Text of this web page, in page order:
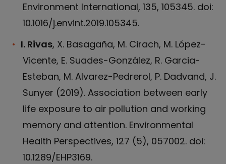
Environment International, 135, 105345. doi:
10.1016/j.envint.2019.105345.
I. Rivas, X. Basagaña, M. Cirach, M. López-
Vicente, E. Suades-González, R. Garcia-
Esteban, M. Alvarez-Pedrerol, P. Dadvand, J.
Sunyer (2019). Association between early
life exposure to air pollution and working
memory and attention. Environmental
Health Perspectives, 127 (5), 057002. doi:
10.1289/EHP3169.